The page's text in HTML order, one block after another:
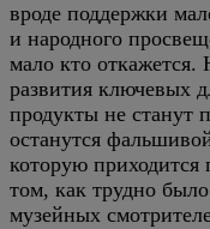
вроде поддержки
и народного
мало кто откажется.
развития ключевых
продукты не станут
останутся
которую приходится
том, как трудно
музейных